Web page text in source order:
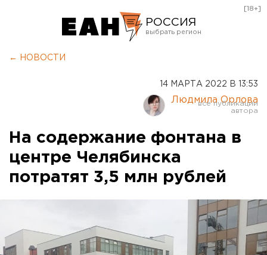
РОССИЯ
Курган
Оренбург
[18+]
← НОВОСТИ
14 МАРТА 2022 В 13:53
Людмила Орлова
На содержание фонтана в
центре Челябинска
потратят 3,5 млн рублей